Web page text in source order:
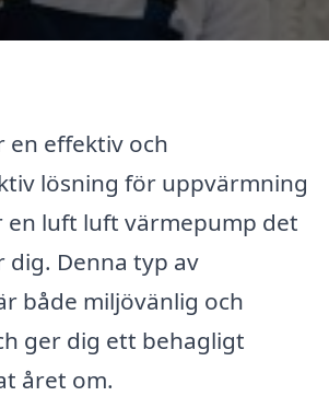
en effektiv och
lösning för uppvärmning
en luft luft värmepump det
Denna typ av
både miljövänlig och
ger dig ett behagligt
året om.